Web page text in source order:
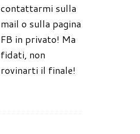
contattarmi sulla
mail o sulla pagina
FB in privato! Ma
fidati, non
rovinarti il finale!